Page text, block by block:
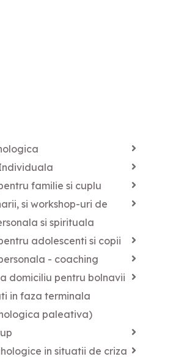
familie si cuplu
si workshop-uri de
si spirituala
adolescenti si copii
- coaching
domiciliu pentru bolnavii
in faza terminala
paleativa)
in situatii de criza